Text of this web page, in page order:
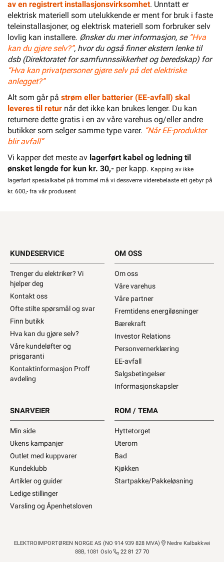
av en registrert installasjonsvirksomhet. Unntatt er
elektrisk materiell som utelukkende er ment for bruk i faste
teleinstallasjoner, og elektrisk materiell som forbruker selv
lovlig kan installere. Ønsker du mer informasjon, se ”Hva
kan du gjøre selv?”, hvor du også finner ekstern lenke til
dsb (Direktoratet for samfunnssikkerhet og beredskap) for
“Hva kan privatpersoner gjøre selv på det elektriske
anlegget?”
Alt som går på strøm eller batterier (EE-avfall) skal
leveres til retur når det ikke kan brukes lenger. Du kan
returnere dette gratis i en av våre varehus og/eller andre
butikker som selger samme type varer. “Når EE-produkter
blir avfall”
Vi kapper det meste av lagerført kabel og ledning til
ønsket lengde for kun kr. 30,- per kapp. Kapping av ikke
lagerført spesialkabel på trommel må vi dessverre viderebelaste ett gebyr på
kr. 600,- fra vår produsent
KUNDESERVICE
Trenger du elektriker? Vi
hjelper deg
Kontakt oss
Ofte stilte spørsmål og svar
Finn butikk
Hva kan du gjøre selv?
Våre kundeløfter og
prisgaranti
Kontaktinformasjon Proff
avdeling
OM OSS
Om oss
Våre varehus
Våre partner
Fremtidens energiløsninger
Bærekraft
Investor Relations
Personvernerklæring
EE-avfall
Salgsbetingelser
Informasjonskapsler
SNARVEIER
Min side
Ukens kampanjer
Outlet med kuppvarer
Kundeklubb
Artikler og guider
Ledige stillinger
Varsling og Åpenhetsloven
ROM / TEMA
Hyttetorget
Uterom
Bad
Kjøkken
Startpakke/Pakkeløsning
ELEKTROIMPORTØREN NORGE AS (NO 914 939 828 MVA)
Nedre Kalbakkvei
88B, 1081 Oslo
22 81 27 70